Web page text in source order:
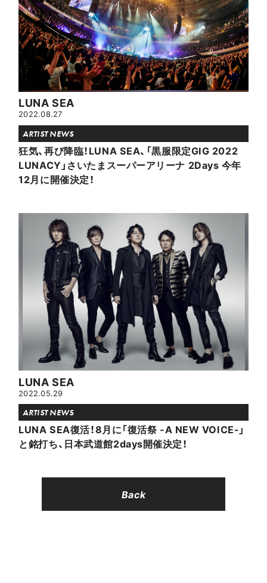
LUNA SEA
2022.08.27
ARTIST NEWS
狂気、再び降臨！LUNA SEA、「黒服限定GIG 2022
LUNACY」さいたまスーパーアリーナ 2Days 今年
12月に開催決定！
LUNA SEA
2022.05.29
ARTIST NEWS
LUNA SEA復活！8月に「復活祭 -A NEW VOICE-」
と銘打ち、日本武道館2days開催決定！
Back